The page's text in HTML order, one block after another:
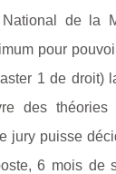
de la
pour
1 de droit)
des théories
jury puisse
6 mois de